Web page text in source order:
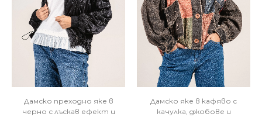
Дамско преходно яке в
черно с лъскав ефект и
Дамско яке в кафяво с
качулка, джобове и